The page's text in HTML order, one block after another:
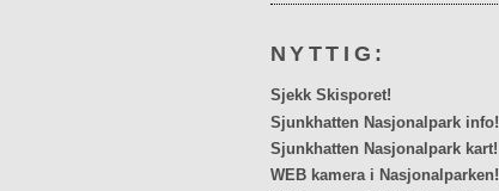
NYTTIG:
Sjekk Skisporet!
Sjunkhatten Nasjonalpark info!
Sjunkhatten Nasjonalpark kart!
WEB kamera i Nasjonalparken!